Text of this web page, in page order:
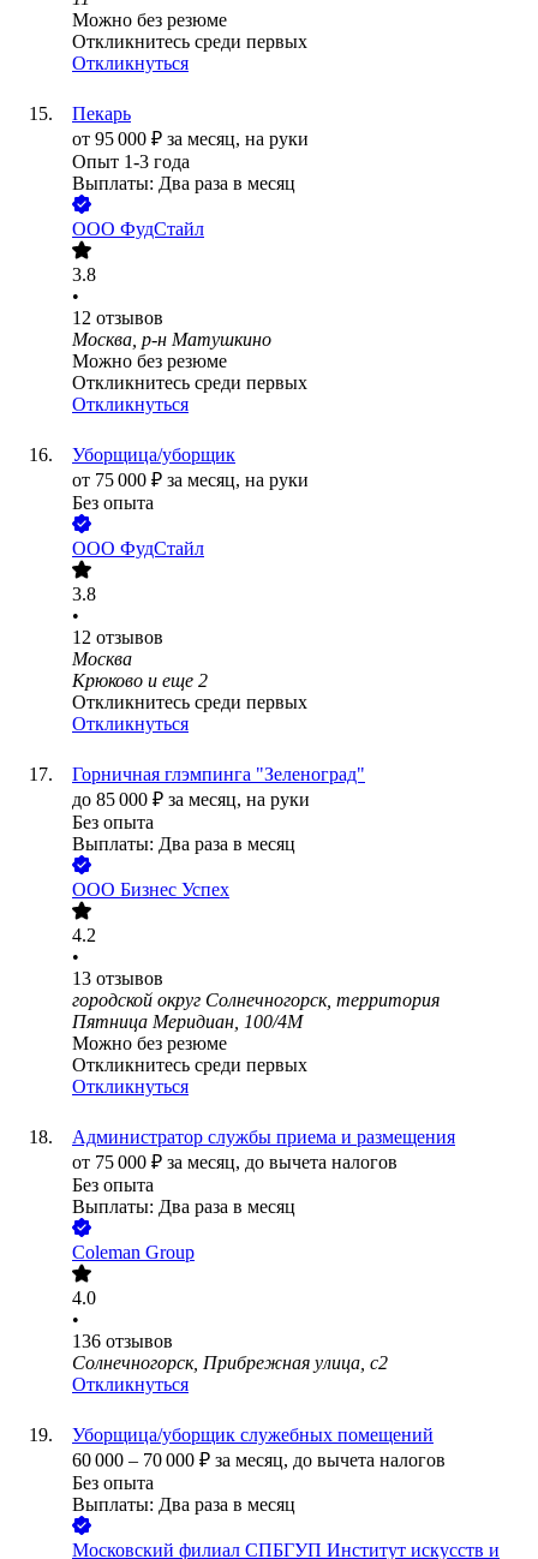
Можно без резюме
Откликнитесь среди первых
Откликнуться
Пекарь
от 95 000 ₽ за месяц, на руки
Опыт 1-3 года
Выплаты: Два раза в месяц
ООО ФудСтайл
3.8
•
12 отзывов
Москва, р-н Матушкино
Можно без резюме
Откликнитесь среди первых
Откликнуться
Уборщица/уборщик
от 75 000 ₽ за месяц, на руки
Без опыта
ООО ФудСтайл
3.8
•
12 отзывов
Москва
Крюково и еще 2
Откликнитесь среди первых
Откликнуться
Горничная глэмпинга "Зеленоград"
до 85 000 ₽ за месяц, на руки
Без опыта
Выплаты: Два раза в месяц
ООО Бизнес Успех
4.2
•
13 отзывов
городской округ Солнечногорск, территория
Пятница Меридиан, 100/4М
Можно без резюме
Откликнитесь среди первых
Откликнуться
Администратор службы приема и размещения
от 75 000 ₽ за месяц, до вычета налогов
Без опыта
Выплаты: Два раза в месяц
Coleman Group
4.0
•
136 отзывов
Солнечногорск, Прибрежная улица, с2
Откликнуться
Уборщица/уборщик служебных помещений
60 000 – 70 000 ₽ за месяц, до вычета налогов
Без опыта
Выплаты: Два раза в месяц
Московский филиал СПБГУП Институт искусств и